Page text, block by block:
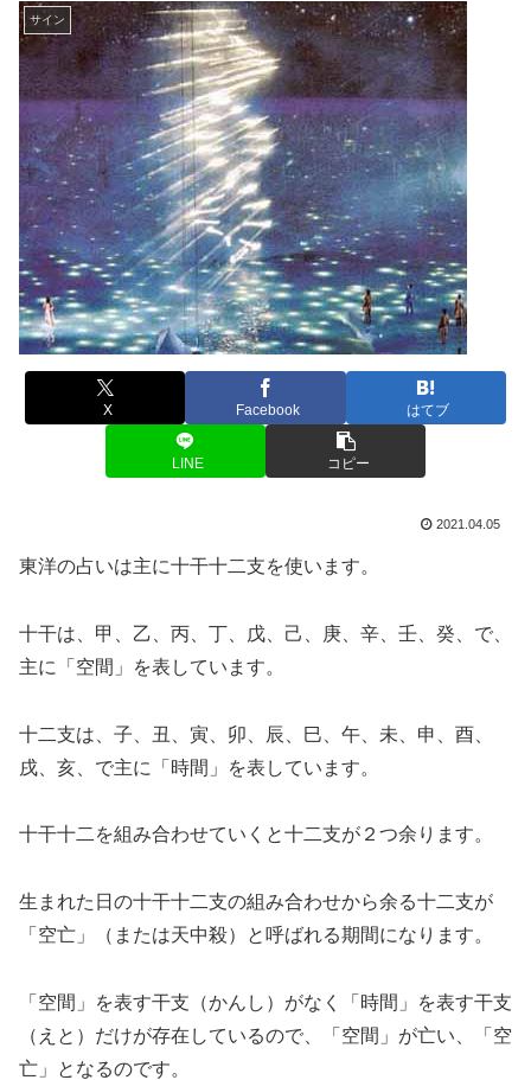
サイン
X Facebook はてブ
LINE コピー
2021.04.05
東洋の占いは主に十干十二支を使います。
十干は、甲、乙、丙、丁、戊、己、庚、辛、壬、癸、で、
主に「空間」を表しています。
十二支は、子、丑、寅、卯、辰、巳、午、未、申、酉、
戌、亥、で主に「時間」を表しています。
十干十二を組み合わせていくと十二支が２つ余ります。
生まれた日の十干十二支の組み合わせから余る十二支が
「空亡」（または天中殺）と呼ばれる期間になります。
「空間」を表す干支（かんし）がなく「時間」を表す干支
（えと）だけが存在しているので、「空間」が亡い、「空
亡」となるのです。